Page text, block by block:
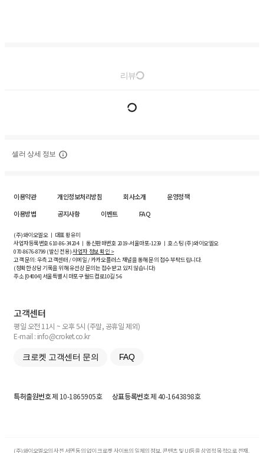
리뷰
셀러 상세 정보
이용약관 개인정보처리방침 회사소개
운영정책
이용방법
공지사항 이벤트 FAQ
(주)와이오엘오 ㅣ 대표 황유미
사업자등록번호610-86-34204ㅣ 통신판매번호 2019-서울마포-1239 ㅣ 호스팅 (주)와이오엘오
070-8676-8799 (발신 전용)사업자 정보 확인 >
고객 문의: 우측 고객센터 / 이메일 / 카카오플러스 채널을 통해 문의 접수 부탁드립니다.
(정확한 상담 기록을 위해 유선상 문의는 접수받고 있지 않습니다)
주소 [04004] 서울특별시 마포구 월드컵로10길5-6
고객센터
평일 오전 11시 ~ 오후 5시 (주말, 공휴일 제외)
E-mail : info@croket.co.kr
크로켓 고객센터 문의 FAQ
특허출원번호제 10-1865905호 상표등록번호제 40-1643898호
(주)와이오엘오의 사전 서면 동의 없이 크로켓 사이트의 일체의 정보, 콘텐츠 및 UI등을 상업적 목적으로 전재,